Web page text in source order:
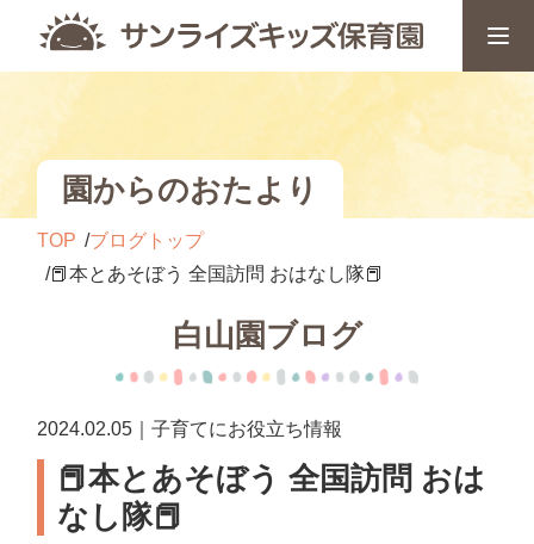
園からのおたより
TOP
ブログトップ
📕本とあそぼう 全国訪問 おはなし隊📕
白山園ブログ
2024.02.05｜子育てにお役立ち情報
📕本とあそぼう 全国訪問 おは
なし隊📕